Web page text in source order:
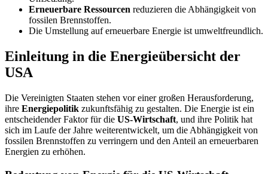
Erneuerbare Ressourcen reduzieren die Abhängigkeit von
fossilen Brennstoffen.
Die Umstellung auf erneuerbare Energie ist umweltfreundlich.
Einleitung in die Energieübersicht der
USA
Die Vereinigten Staaten stehen vor einer großen Herausforderung,
ihre Energiepolitik zukunftsfähig zu gestalten. Die Energie ist ein
entscheidender Faktor für die US-Wirtschaft, und ihre Politik hat
sich im Laufe der Jahre weiterentwickelt, um die Abhängigkeit von
fossilen Brennstoffen zu verringern und den Anteil an erneuerbaren
Energien zu erhöhen.